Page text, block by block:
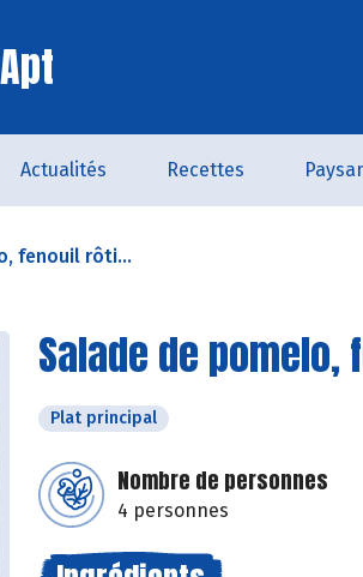
Actualités Recettes
fenouil rôti...
Salade de
Plat principal
Nombre de personnes
4 personnes